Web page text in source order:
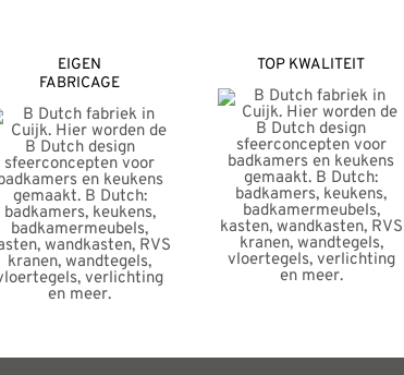
EIGEN
FABRICAGE
TOP KWALITEIT